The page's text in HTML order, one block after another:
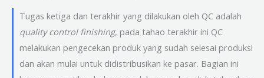
Tugas ketiga dan terakhir yang dilakukan oleh QC adalah
quality control finishing, pada tahao terakhir ini QC
melakukan pengecekan produk yang sudah selesai produksi
dan akan mulai untuk didistribusikan ke pasar. Bagian ini